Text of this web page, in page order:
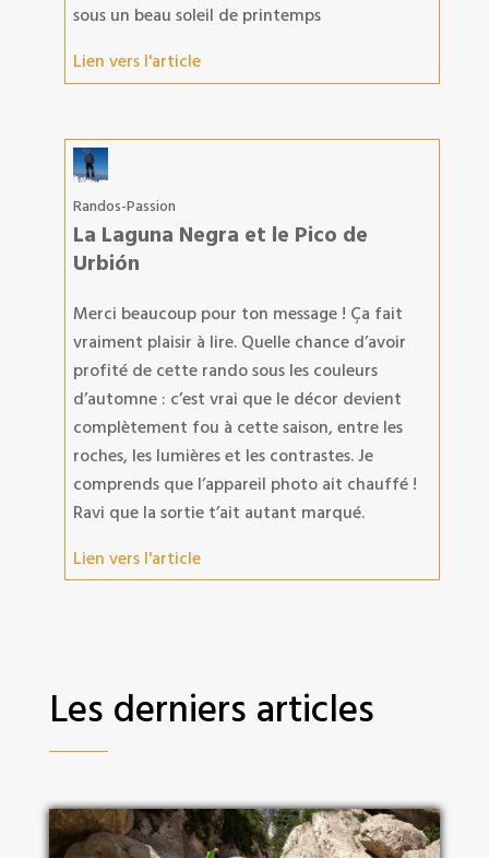
sous un beau soleil de printemps
Lien vers l'article
Randos-Passion
La Laguna Negra et le Pico de
Urbión
Merci beaucoup pour ton message ! Ça fait
vraiment plaisir à lire. Quelle chance d’avoir
profité de cette rando sous les couleurs
d’automne : c’est vrai que le décor devient
complètement fou à cette saison, entre les
roches, les lumières et les contrastes. Je
comprends que l’appareil photo ait chauffé !
Ravi que la sortie t’ait autant marqué.
Lien vers l'article
Les derniers articles